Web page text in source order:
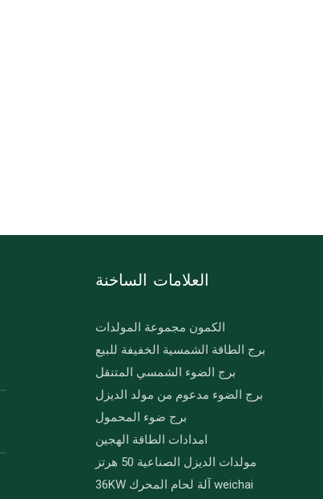
العلامات الساخنة
الكمون مجموعة المولدات
برج الطاقة الشمسية الخفيفة للبيع
برج الضوء الشمسي المتنقل
برج الضوء مدعوم من مولد الديزل
برج ضوء المحمول
امدادات الطاقة الهجين
مولدات الديزل الصناعية 50 هرتز
36KW آلة لحام المحرك weichai